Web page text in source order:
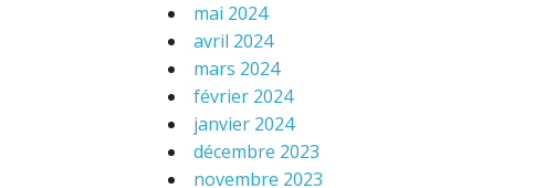
mai 2024
avril 2024
mars 2024
février 2024
janvier 2024
décembre 2023
novembre 2023